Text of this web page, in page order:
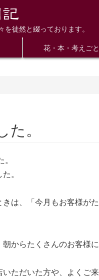
徒然と綴っております。
花・本・考えごと
。
。
は、「今月もお客様
からたくさんのお客様
ただいた方や、よく